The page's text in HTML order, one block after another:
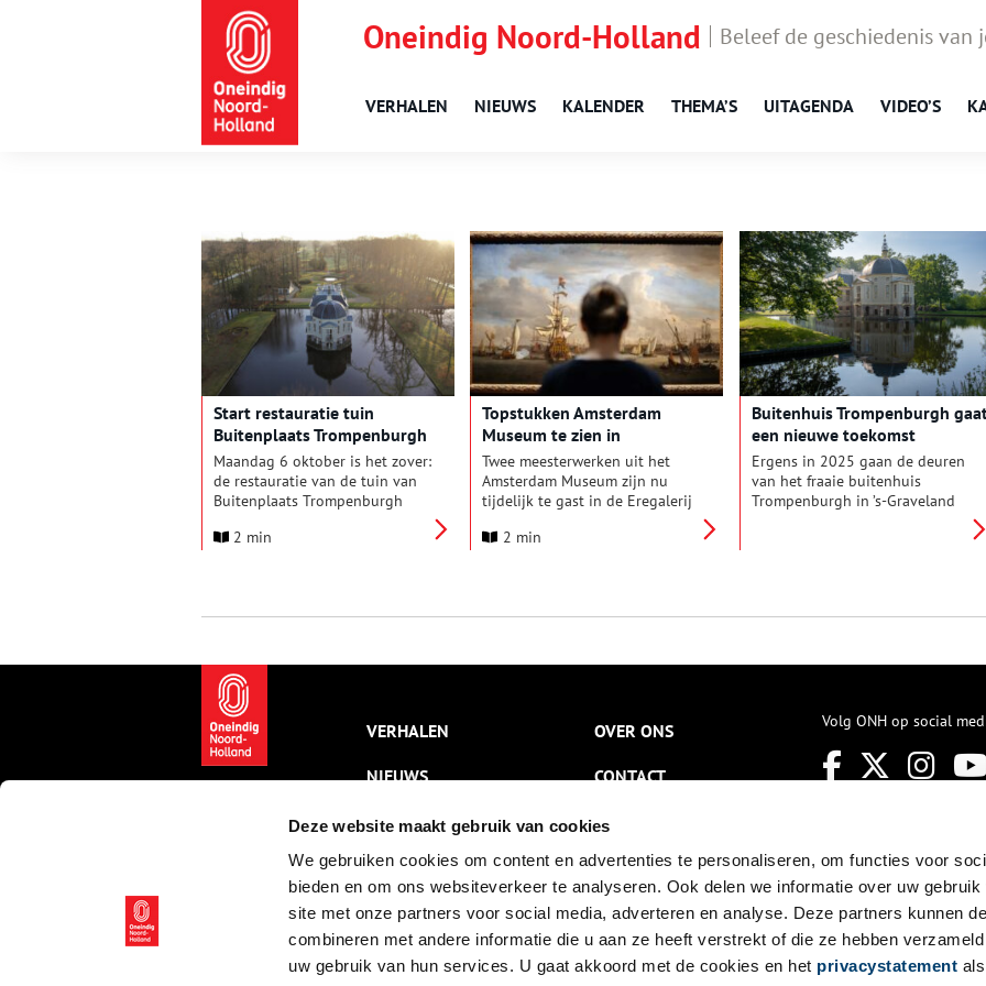
Deze website maakt gebruik van cookies
We gebruiken cookies om content en advertenties te personaliseren, om functies voor
bieden en om ons websiteverkeer te analyseren. Ook delen we informatie over uw gebruik
site met onze partners voor social media, adverteren en analyse. Deze partners kunnen
combineren met andere informatie die u aan ze heeft verstrekt of die ze hebben
uw gebruik van hun services. U gaat akkoord met de cookies en het privacystatement
Oneindig Noord-Holland Beleef de geschiedenis van
VERHALEN NIEUWS KALENDER THEMA’S UITAGENDA VIDEO’S
Start restauratie tuin
Buitenplaats Trompenburgh
Maandag 6 oktober is het zover:
de restauratie van de tuin van
Buitenplaats Trompenburgh
eigenaar Monumentenbezit dit
terug.
2 min
Topstukken Amsterdam
Museum te zien in
Rijksmuseum
Twee meesterwerken uit het
Amsterdam Museum zijn nu
tijdelijk te gast in de Eregalerij
Rembrandts ‘Anatomische les
Velde II. Beide topstukken zijn
2 min
Buitenhuis Trompenburgh
een nieuwe toekomst
tegemoet
Ergens in 2025 gaan de deuren
van het fraaie buitenhuis
Trompenburgh in ’s-Graveland
VERHALEN
NIEUWS
KALENDER
THEMA’S
ACTIVITEITEN
VIDEO’S
OVER ONS
CONTACT
NIEUWSBRIEF
DISCLAIMER
PRIVACY
TOEGANKELIJKHEID
Volg ONH op social